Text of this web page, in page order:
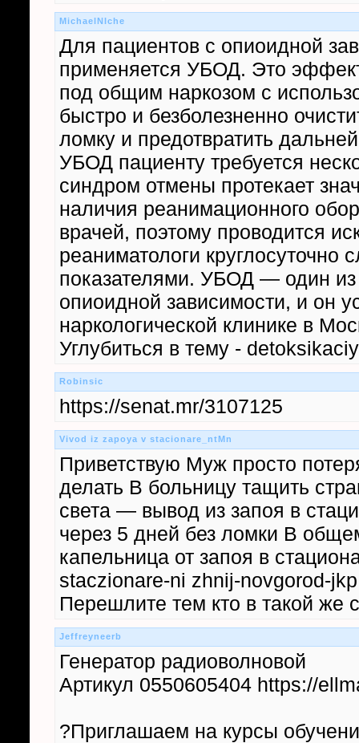
MichaelNIche
Для пациентов с опиоидной
применяется УБОД. Это
под общим наркозом с
быстро и безболезненно
ломку и предотвратить
УБОД пациенту требуется
синдром отмены протекает
наличия реанимационного
врачей, поэтому проводится
реаниматологи
показателями. УБОД — один
опиоидной зависимости, и он
наркологической клинике в
Углубиться в тему -
Robinsic
https://senat.mr/3107125
Vivod iz zapoya v stacionare_ntMn
Приветствую Муж просто
делать В больницу тащить
света — вывод из запоя в
через 5 дней без ломки В
капельница от запоя в
staczionare-ni zhnij-novgorod-
Перешлите тем кто в такой же
Jeffreyneerb
Генератор радиоволновой
Артикул 0550605404 https://
?Приглашаем на курсы